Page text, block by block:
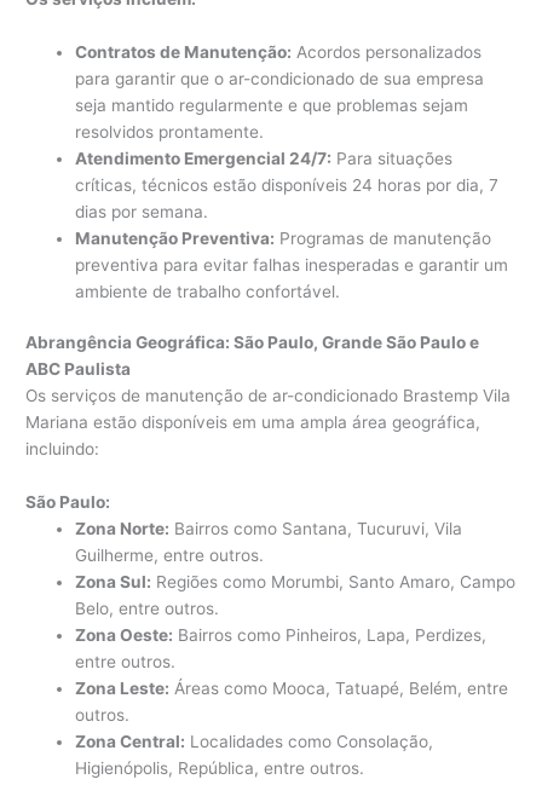
Contratos de Manutenção: Acordos personalizados
para garantir que o ar-condicionado de sua empresa
seja mantido regularmente e que problemas sejam
resolvidos prontamente.
Atendimento Emergencial 24/7: Para situações
críticas, técnicos estão disponíveis 24 horas por dia, 7
dias por semana.
Manutenção Preventiva: Programas de manutenção
preventiva para evitar falhas inesperadas e garantir um
ambiente de trabalho confortável.
Abrangência Geográfica: São Paulo, Grande São Paulo e
ABC Paulista
Os serviços de manutenção de ar-condicionado Brastemp Vila
Mariana estão disponíveis em uma ampla área geográfica,
incluindo:
São Paulo:
Zona Norte: Bairros como Santana, Tucuruvi, Vila
Guilherme, entre outros.
Zona Sul: Regiões como Morumbi, Santo Amaro, Campo
Belo, entre outros.
Zona Oeste: Bairros como Pinheiros, Lapa, Perdizes,
entre outros.
Zona Leste: Áreas como Mooca, Tatuapé, Belém, entre
outros.
Zona Central: Localidades como Consolação,
Higienópolis, República, entre outros.